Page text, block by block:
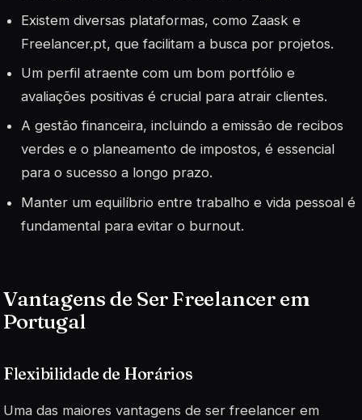
Existem diversas plataformas, como Zaask e
Freelancer.pt, que facilitam a busca por projetos.
Um perfil atraente com um bom portfólio e
avaliações positivas é crucial para atrair clientes.
A gestão financeira, incluindo a emissão de recibos
verdes e o planeamento de impostos, é essencial
para o sucesso a longo prazo.
Manter um equilíbrio entre trabalho e vida pessoal é
fundamental para evitar o burnout.
Vantagens de Ser Freelancer em
Portugal
Flexibilidade de Horários
Uma das maiores vantagens de ser freelancer em